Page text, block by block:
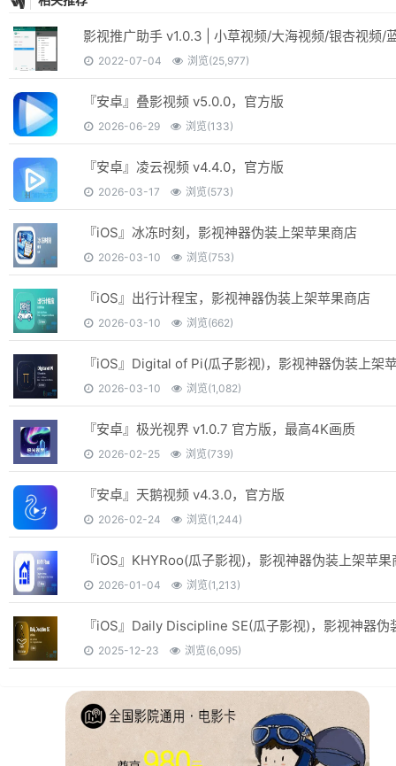
2022-07-04 浏览(25,977)
『安卓』叠影视频 v5.0.0，官方版
2026-06-29 浏览(133)
『安卓』凌云视频 v4.4.0，官方版
2026-03-17 浏览(573)
『iOS』冰冻时刻，影视神器伪装上架苹果商店
2026-03-10 浏览(753)
『iOS』出行计程宝，影视神器伪装上架苹果商店
2026-03-10 浏览(662)
2026-03-10 浏览(1,082)
『安卓』极光视界 v1.0.7 官方版，最高4K画质
2026-02-25 浏览(739)
『安卓』天鹅视频 v4.3.0，官方版
2026-02-24 浏览(1,244)
2026-01-04 浏览(1,213)
2025-12-23 浏览(6,095)